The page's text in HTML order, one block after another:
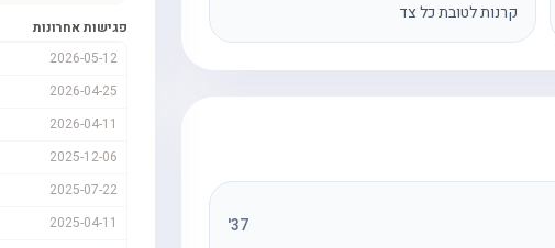
קרנות לטובת כל צד
37
'
פגישות אחרונות
2026-05-12
2026-04-25
2026-04-11
2025-12-06
2025-07-22
2025-04-11